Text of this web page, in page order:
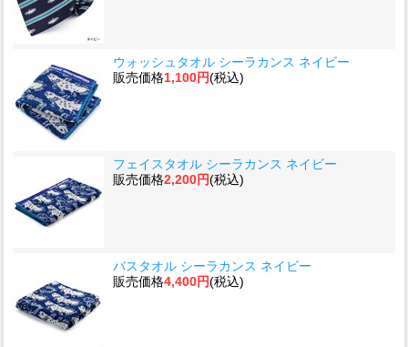
ウォッシュタオル シーラカンス ネイビー
販売価格1,100円(税込)
フェイスタオル シーラカンス ネイビー
販売価格2,200円(税込)
バスタオル シーラカンス ネイビー
販売価格4,400円(税込)